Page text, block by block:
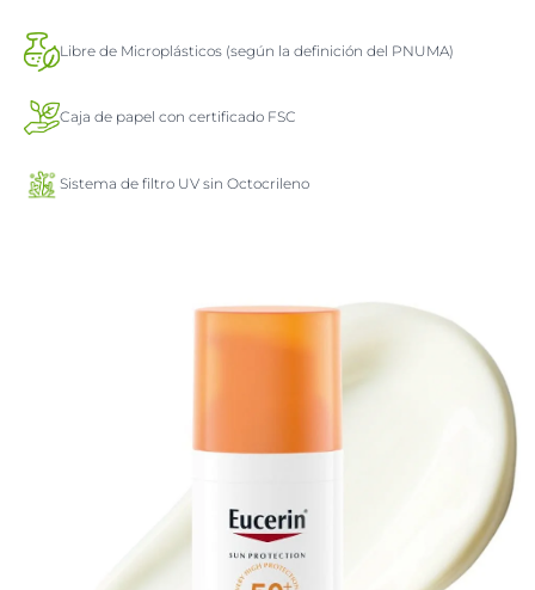
Libre de Microplásticos (según la definición del PNUMA)
Caja de papel con certificado FSC
Sistema de filtro UV sin Octocrileno